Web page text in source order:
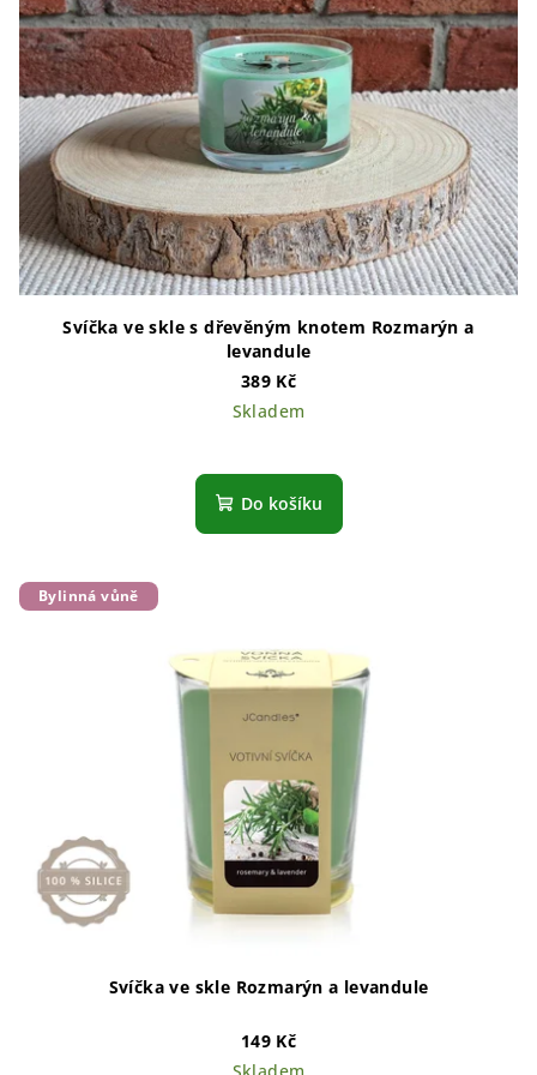
Svíčka ve skle s dřevěným knotem Rozmarýn a
levandule
389 Kč
Skladem
Do košíku
Bylinná vůně
Svíčka ve skle Rozmarýn a levandule
149 Kč